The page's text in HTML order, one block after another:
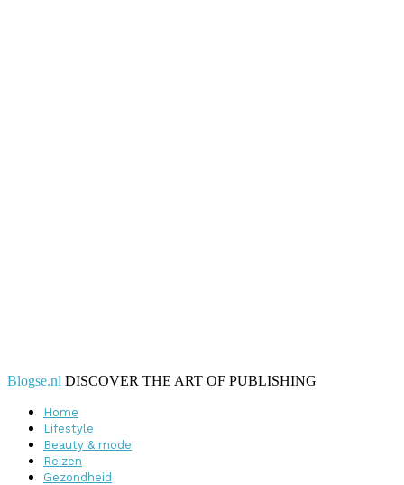
Blogse.nl DISCOVER THE ART OF PUBLISHING
Home
Lifestyle
Beauty & mode
Reizen
Gezondheid